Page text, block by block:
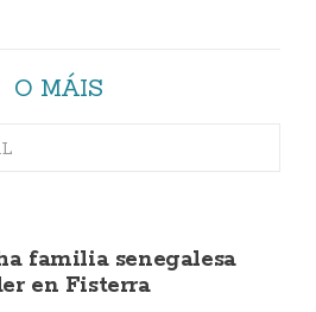
O MÁIS
familia senegalesa
en Fisterra